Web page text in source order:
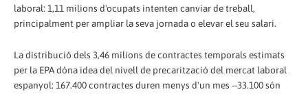
laboral: 1,11 milions d'ocupats intenten canviar de treball,
principalment per ampliar la seva jornada o elevar el seu salari.
La distribució dels 3,46 milions de contractes temporals estimats
per la EPA dóna idea del nivell de precarització del mercat laboral
espanyol: 167.400 contractes duren menys d'un mes --33.100 són